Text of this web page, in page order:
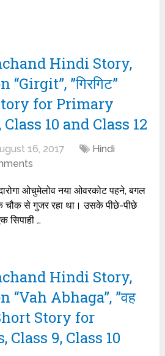
Hindi Story,
”गिरगिट”
for Primary
10 and Class 12
16, 2017
Hindi
ओचुमेलोव नया ओवरकोट पहने, बगल
चौक से गुजर रहा था। उसके पीछे-पीछे
सिपाही …
Hindi Story,
“Vah Abhaga”, ”वह
Story for
Class 9, Class 10